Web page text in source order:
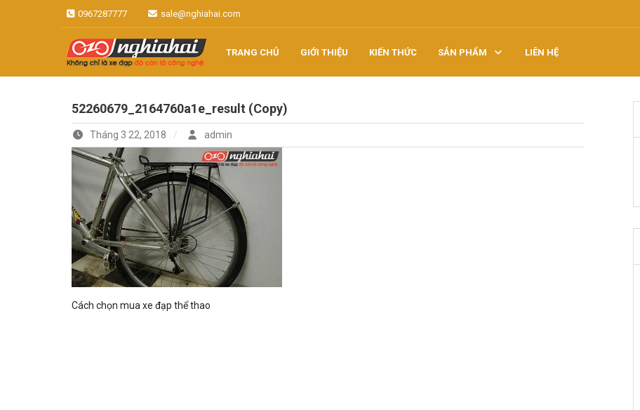
0967287777 sale@nghiahai.com
Nghĩa Hải
Không chỉ là xe đạp, đó còn là
TRANG CHỦ GIỚI THIỆU KIẾN THỨC SẢN PHẨM LIÊN HỆ
52260679_2164760a1e_result (Copy)
Tháng 3 22, 2018 admin
Cách chọn mua xe đạp thể thao